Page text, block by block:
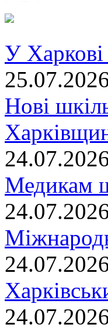
У Харкові
Нові
Медикам